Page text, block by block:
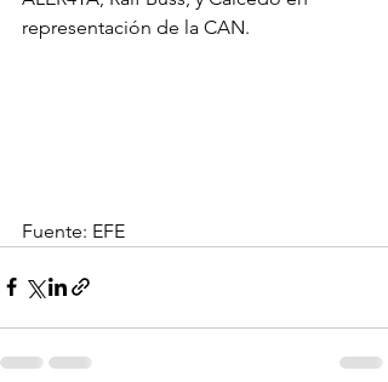
representación de la CAN.
Fuente: EFE